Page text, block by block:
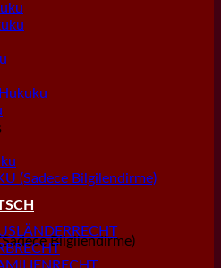
Bilgilendirme)
(Sadece Bilgilendirme)